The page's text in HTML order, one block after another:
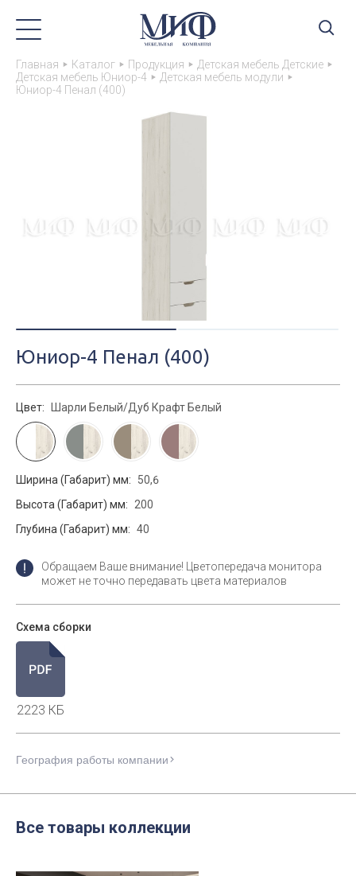
Главная Каталог Продукция
Детская мебель Детские
Детская мебель Юниор-4
Детская мебель модули
Юниор-4 Пенал (400)
Юниор-4 Пенал (400)
Цвет: Шарли Белый/Дуб Крафт Белый
Ширина (Габарит) мм:
50,6
Высота (Габарит) мм:
200
Глубина (Габарит) мм: 40
Обращаем Ваше внимание! Цветопередача монитора
может не точно передавать цвета материалов
Схема сборки
2223 КБ
География работы компании
Все товары коллекции